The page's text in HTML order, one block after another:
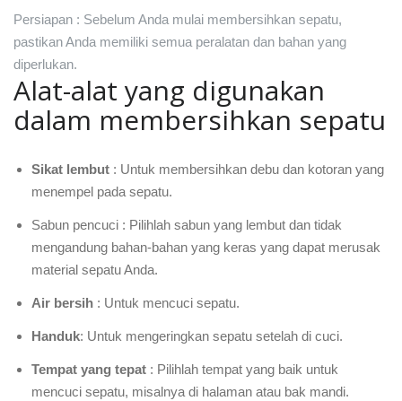
Persiapan : Sebelum Anda mulai membersihkan sepatu,
pastikan Anda memiliki semua peralatan dan bahan yang
diperlukan.
Alat-alat yang digunakan
dalam membersihkan sepatu
Sikat lembut : Untuk membersihkan debu dan kotoran yang
menempel pada sepatu.
Sabun pencuci : Pilihlah sabun yang lembut dan tidak
mengandung bahan-bahan yang keras yang dapat merusak
material sepatu Anda.
Air bersih : Untuk mencuci sepatu.
Handuk: Untuk mengeringkan sepatu setelah di cuci.
Tempat yang tepat : Pilihlah tempat yang baik untuk
mencuci sepatu, misalnya di halaman atau bak mandi.